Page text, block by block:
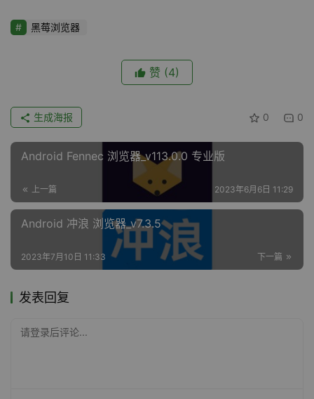
黑莓浏览器
赞 (4)
0 0
生成海报
Android Fennec 浏览器_v113.0.0 专业版
上一篇 2023年6月6日 11:29
Android 冲浪 浏览器_v7.3.5
下一篇
2023年7月10日 11:33
发表回复
请登录后评论...